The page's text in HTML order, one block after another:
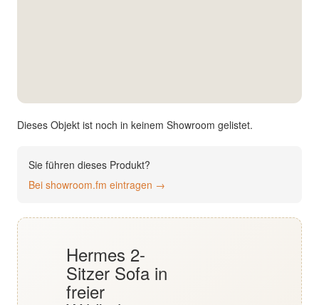
Newsletter
English
Dieses Objekt ist noch in keinem Showroom gelistet.
Sie führen dieses Produkt?
Bei showroom.fm eintragen →
Hermes 2-
Sitzer Sofa in
freier